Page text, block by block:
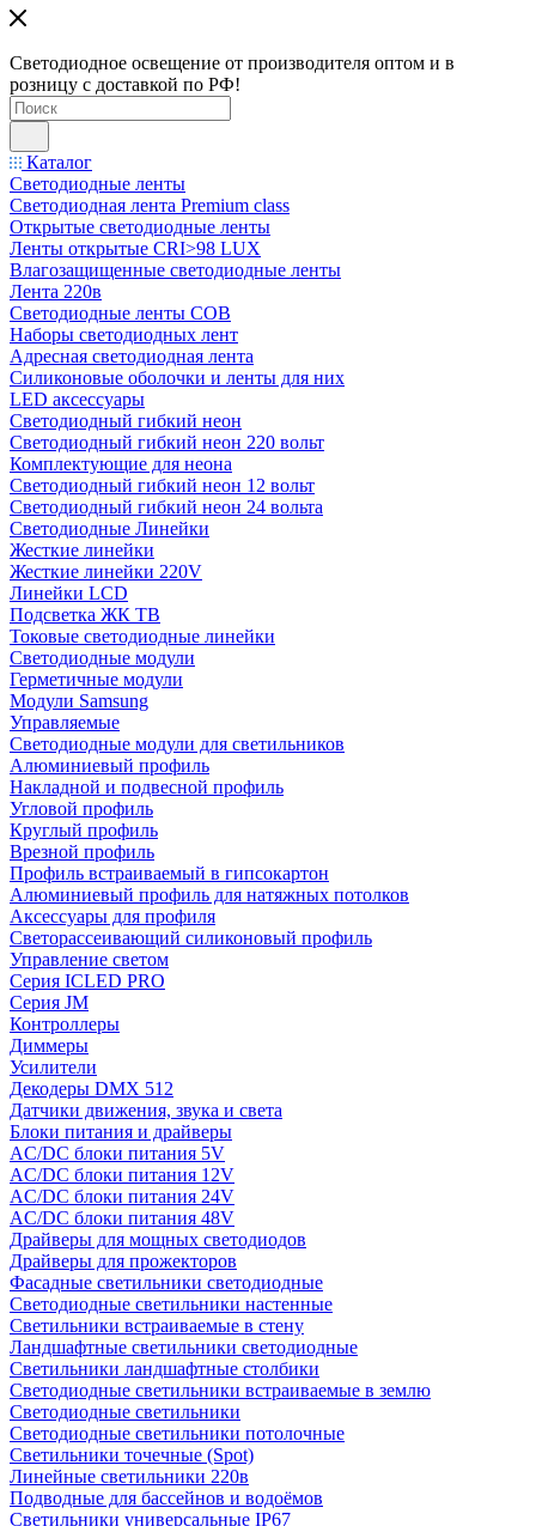
Светодиодное освещение от производителя оптом и в
розницу с доставкой по РФ!
Каталог
Светодиодные ленты
Светодиодная лента Premium class
Открытые светодиодные ленты
Ленты открытые CRI>98 LUX
Влагозащищенные светодиодные ленты
Лента 220в
Светодиодные ленты COB
Наборы светодиодных лент
Адресная светодиодная лента
Силиконовые оболочки и ленты для них
LED аксессуары
Светодиодный гибкий неон
Светодиодный гибкий неон 220 вольт
Комплектующие для неона
Светодиодный гибкий неон 12 вольт
Светодиодный гибкий неон 24 вольта
Светодиодные Линейки
Жесткие линейки
Жесткие линейки 220V
Линейки LCD
Подсветка ЖК ТВ
Токовые светодиодные линейки
Светодиодные модули
Герметичные модули
Модули Samsung
Управляемые
Светодиодные модули для светильников
Алюминиевый профиль
Накладной и подвесной профиль
Угловой профиль
Круглый профиль
Врезной профиль
Профиль встраиваемый в гипсокартон
Алюминиевый профиль для натяжных потолков
Аксессуары для профиля
Светорассеивающий силиконовый профиль
Управление светом
Серия ICLED PRO
Серия JM
Контроллеры
Диммеры
Усилители
Декодеры DMX 512
Датчики движения, звука и света
Блоки питания и драйверы
AC/DC блоки питания 5V
AC/DC блоки питания 12V
AC/DC блоки питания 24V
AC/DC блоки питания 48V
Драйверы для мощных светодиодов
Драйверы для прожекторов
Фасадные светильники светодиодные
Светодиодные светильники настенные
Светильники встраиваемые в стену
Ландшафтные светильники светодиодные
Светильники ландшафтные столбики
Светодиодные светильники встраиваемые в землю
Светодиодные светильники
Светодиодные светильники потолочные
Светильники точечные (Spot)
Линейные светильники 220в
Подводные для бассейнов и водоёмов
Светильники универсальные IP67